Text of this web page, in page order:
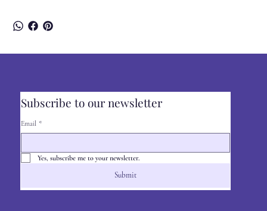
Subscribe to our newsletter
Email *
Yes, subscribe me to your newsletter.
Submit